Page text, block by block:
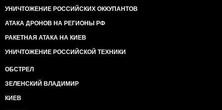
УНИЧТОЖЕНИЕ РОССИЙСКИХ ОККУПАНТОВ
АТАКА ДРОНОВ НА РЕГИОНЫ РФ
РАКЕТНАЯ АТАКА НА КИЕВ
УНИЧТОЖЕНИЕ РОССИЙСКОЙ ТЕХНИКИ
ОБСТРЕЛ
ЗЕЛЕНСКИЙ ВЛАДИМИР
КИЕВ